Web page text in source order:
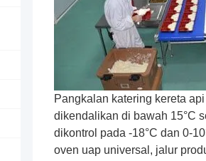
Pangkalan katering kereta
dikendalikan di bawah 15°C
dikontrol pada -18°C dan 0-
oven uap universal, jalur